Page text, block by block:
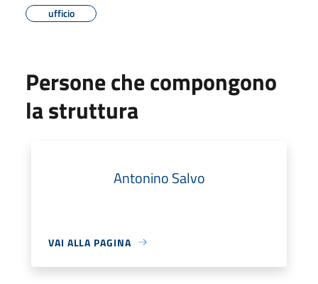
ufficio
Persone che compongono
la struttura
Antonino Salvo
VAI ALLA PAGINA